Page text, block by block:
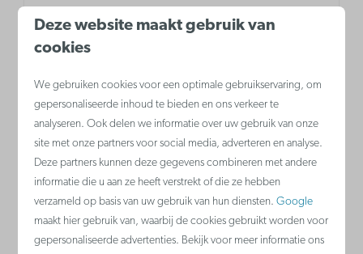
Speeltuin
Parking | Betalend
Deze website maakt gebruik van
cookies
We gebruiken cookies voor een optimale gebruikservaring, om
gepersonaliseerde inhoud te bieden en ons verkeer te
analyseren. Ook delen we informatie over uw gebruik van onze
site met onze partners voor social media, adverteren en analyse.
Deze partners kunnen deze gegevens combineren met andere
informatie die u aan ze heeft verstrekt of die ze hebben
verzameld op basis van uw gebruik van hun diensten.Google
maakt hier gebruik van, waarbij de cookies gebruikt worden voor
gepersonaliseerde advertenties. Bekijk voor meer informatie ons